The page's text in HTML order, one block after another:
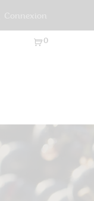
0
0
€